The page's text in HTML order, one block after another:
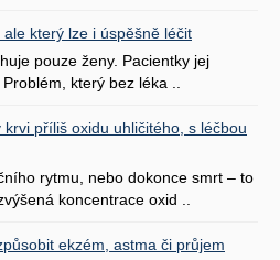
který lze i úspěšně léčit
pouze ženy. Pacientky jej
který bez léka ..
příliš oxidu uhličitého, s léčbou
rytmu, nebo dokonce smrt – to
koncentrace oxid ..
ekzém, astma či průjem